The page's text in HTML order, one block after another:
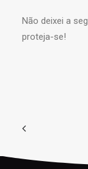
Não deixei a
proteja-se!